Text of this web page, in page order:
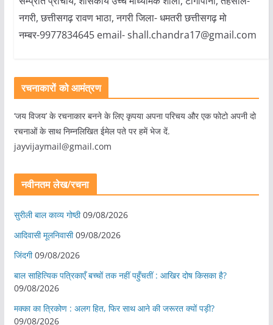
नगरी, छत्तीसगढ़ रावण भाठा, नगरी जिला- धमतरी छत्तीसगढ़ मो
नम्बर-9977834645 email- shall.chandra17@gmail.com
रचनाकारों को आमंत्रण
‘जय विजय’ के रचनाकार बनने के लिए कृपया अपना परिचय और एक फोटो अपनी दो
रचनाओं के साथ निम्नलिखित ईमेल पते पर हमें भेज दें.
jayvijaymail@gmail.com
नवीनतम लेख/रचना
सुरीली बाल काव्य गोष्ठी 09/08/2026
आदिवासी मूलनिवासी 09/08/2026
जिंदगी 09/08/2026
बाल साहित्यिक पत्रिकाएँ बच्चों तक नहीं पहुँचतीं : आखिर दोष किसका है?
09/08/2026
मक्का का त्रिकोण : अलग हित, फिर साथ आने की जरूरत क्यों पड़ी?
09/08/2026